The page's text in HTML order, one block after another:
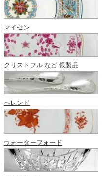
マイセン
クリストフル など 銀製品
ヘレンド
ウォーターフォード